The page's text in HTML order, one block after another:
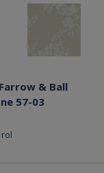
& Ball
57-03